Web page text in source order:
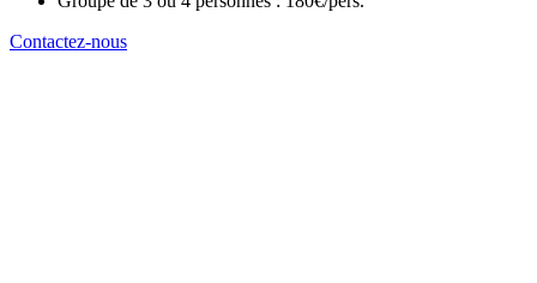
Contactez-nous